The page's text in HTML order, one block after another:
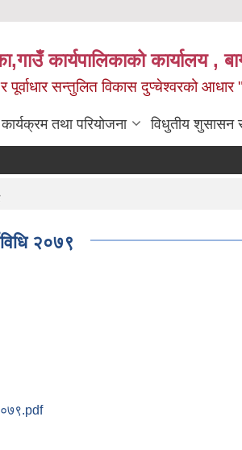
कार्यपालिकाको कार्यालय ,
सन्तुलित विकास दुप्चेश्वरको आधार "
कार्यक्रम तथा परियोजना विधुतीय शुसासन
२०७९